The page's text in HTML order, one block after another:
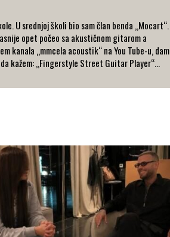
U srednjoj školi bio sam član benda „Mocart“.
opet počeo sa akustičnom gitarom a
kanala „mmcela acoustik“ na You Tube-u, dam
kažem: „Fingerstyle Street Guitar Player“...